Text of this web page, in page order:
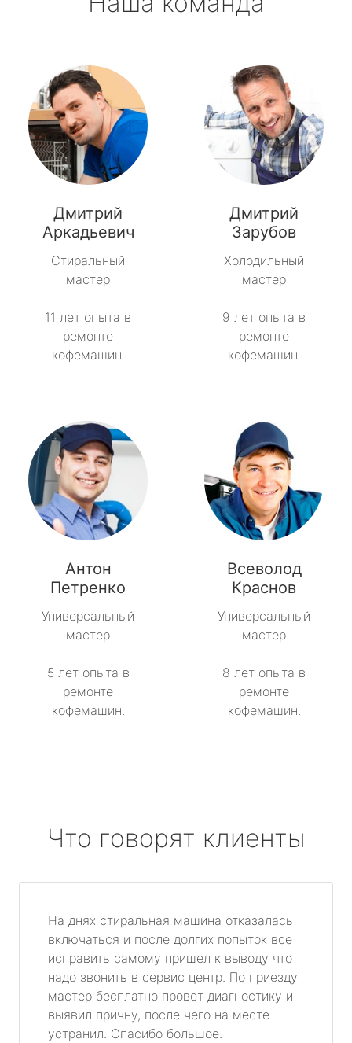
Дмитрий
Аркадьевич
Стиральный
мастер
11 лет опыта в
ремонте
кофемашин.
Дмитрий
Зарубов
Холодильный
мастер
9 лет опыта в
ремонте
кофемашин.
Антон
Петренко
Универсальный
мастер
5 лет опыта в
ремонте
кофемашин.
Всеволод
Краснов
Универсальный
мастер
8 лет опыта в
ремонте
кофемашин.
Что говорят клиенты
На днях стиральная машина отказалась
включаться и после долгих попыток все
исправить самому пришел к выводу что
надо звонить в сервис центр. По приезду
мастер бесплатно провет диагностику и
выявил причну, после чего на месте
устранил. Спасибо большое.